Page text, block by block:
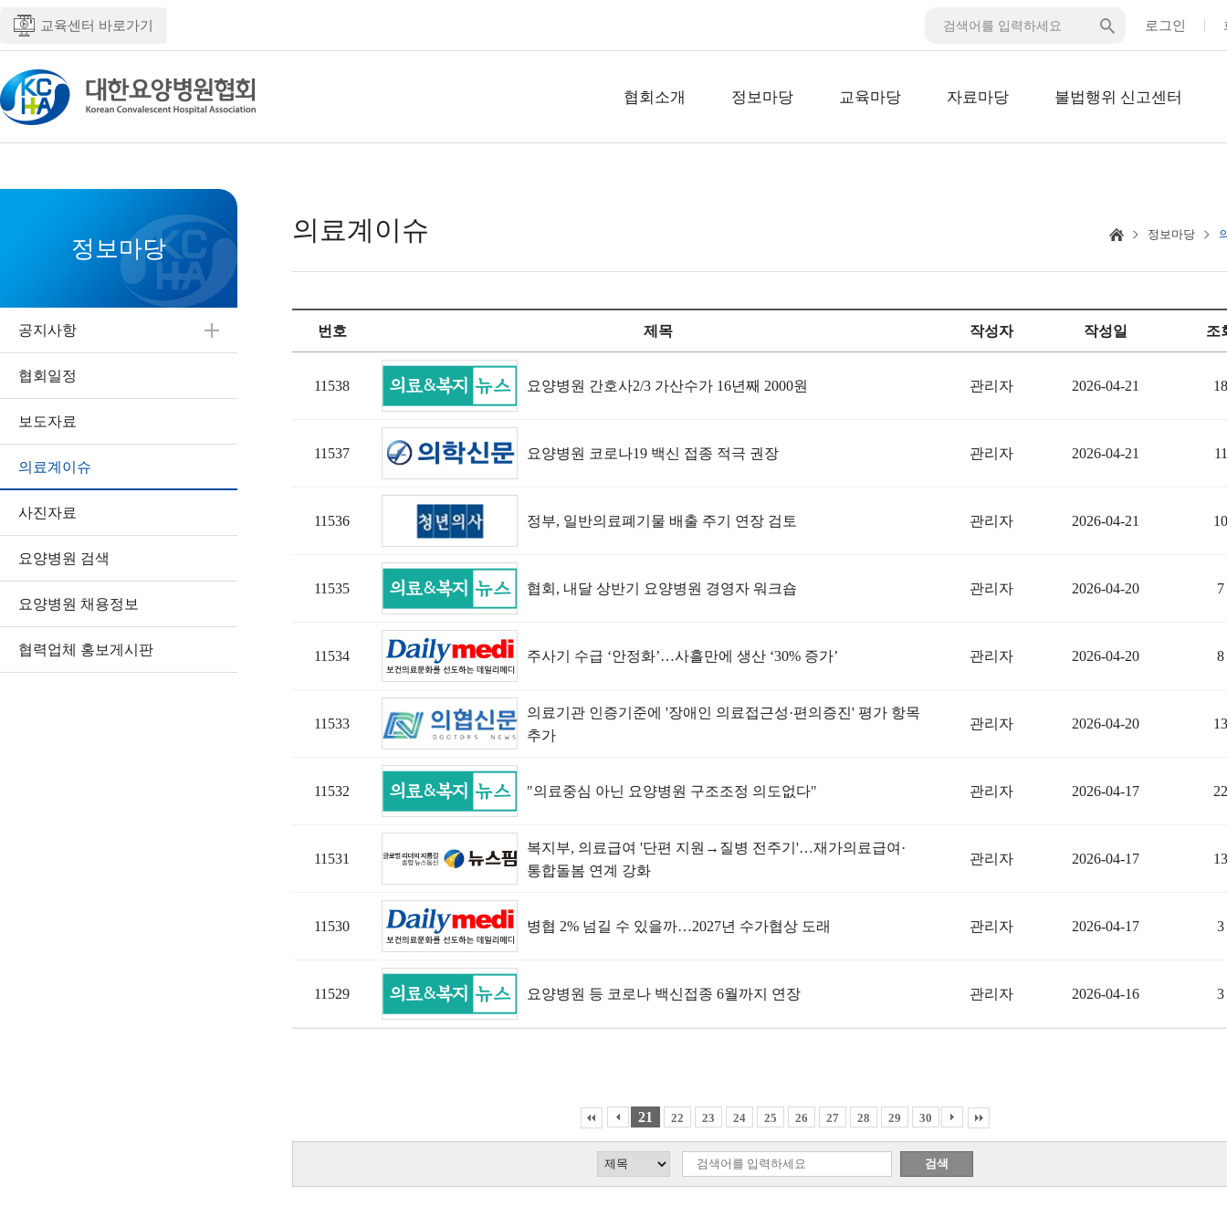
교육센터 바로가기 로그인
협회소개 정보마당 교육마당 자료마당 불법행위 신고센터
정보마당
공지사항
협회일정
보도자료
의료계이슈
사진자료
요양병원 검색
요양병원 채용정보
협력업체 홍보게시판
의료계이슈 정보마당
번호 제목 작성자 작성일 조
11538 요양병원 간호사2/3 가산수가 16년째 2000원 관리자 2026-04-21 18
11537 요양병원 코로나19 백신 접종 적극 권장 관리자 2026-04-21 11
11536 정부, 일반의료폐기물 배출 주기 연장 검토 관리자 2026-04-21 10
11535 협회, 내달 상반기 요양병원 경영자 워크숍 관리자 2026-04-20 7
11534 주사기 수급 ‘안정화’…사흘만에 생산 ‘30% 증가’ 관리자 2026-04-20 8
11533
의료기관 인증기준에 '장애인 의료접근성·편의증진' 평가 항목
추가
관리자 2026-04-20 13
11532 "의료중심 아닌 요양병원 구조조정 의도없다" 관리자 2026-04-17 22
11531
복지부, 의료급여 '단편 지원→질병 전주기'…재가의료급여·
통합돌봄 연계 강화
관리자 2026-04-17 13
11530 병협 2% 넘길 수 있을까…2027년 수가협상 도래 관리자 2026-04-17 3
11529 요양병원 등 코로나 백신접종 6월까지 연장 관리자 2026-04-16 3
21 22 23 24 25 26 27 28 29 30